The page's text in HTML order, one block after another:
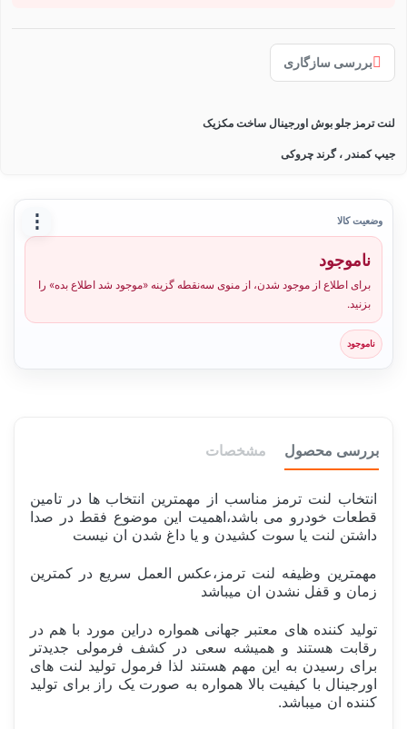
بررسی سازگاری
لنت ترمز جلو بوش اورجینال ساخت مکزیک
جیپ کمندر ، گرند چروکی
⋮ وضعیت کالا
ناموجود
برای اطلاع از موجود شدن، از منوی سه‌نقطه گزینه «موجود شد اطلاع بده» را
بزنید.
ناموجود
بررسی محصول مشخصات
انتخاب لنت ترمز مناسب از مهمترین انتخاب ها در تامین
قطعات خودرو می باشد،اهمیت این موضوع فقط در صدا
داشتن لنت یا سوت کشیدن و یا داغ شدن ان نیست
مهمترین وظیفه لنت ترمز،عکس العمل سریع در کمترین
زمان و قفل نشدن ان میباشد
تولید کننده های معتبر جهانی همواره دراین مورد با هم در
رقابت هستند و همیشه سعی در کشف فرمولی جدیدتر
برای رسیدن به این مهم هستند لذا فرمول تولید لنت های
اورجینال با کیفیت بالا همواره به صورت یک راز برای تولید
کننده ان میباشد.